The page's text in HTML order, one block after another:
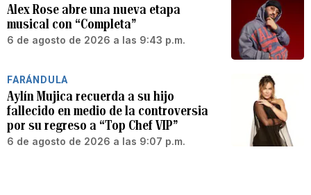
Alex Rose abre una nueva etapa
musical con “Completa”
6 de agosto de 2026 a las 9:43 p.m.
FARÁNDULA
Aylín Mujica recuerda a su hijo
fallecido en medio de la controversia
por su regreso a “Top Chef VIP”
6 de agosto de 2026 a las 9:07 p.m.